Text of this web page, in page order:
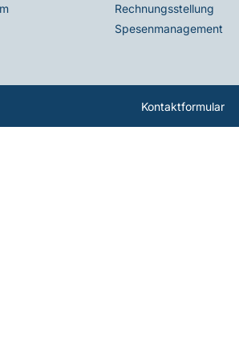
Rechnungsstellung
Spesenmanagement
Kontaktformular